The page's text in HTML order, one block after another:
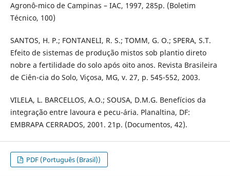
Agronô-mico de Campinas – IAC, 1997, 285p. (Boletim
Técnico, 100)
SANTOS, H. P.; FONTANELI, R. S.; TOMM, G. O.; SPERA, S.T.
Efeito de sistemas de produção mistos sob plantio direto
nobre a fertilidade do solo após oito anos. Revista Brasileira
de Ciên-cia do Solo, Viçosa, MG, v. 27, p. 545-552, 2003.
VILELA, L. BARCELLOS, A.O.; SOUSA, D.M.G. Benefícios da
integração entre lavoura e pecu-ária. Planaltina, DF:
EMBRAPA CERRADOS, 2001. 21p. (Documentos, 42).
PDF (Português (Brasil))